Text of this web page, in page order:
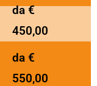
da €
450,00
da €
550,00